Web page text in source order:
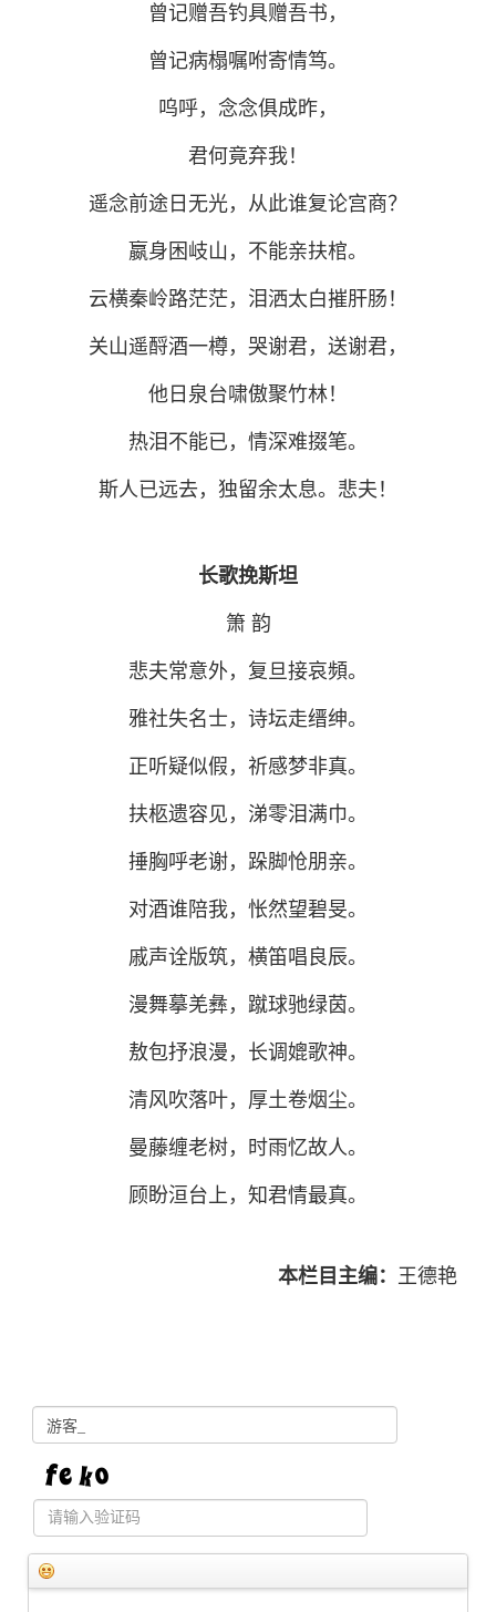
曾记赠吾钓具赠吾书，
曾记病榻嘱咐寄情笃。
呜呼，念念俱成昨，
君何竟弃我！
遥念前途日无光，从此谁复论宫商？
嬴身困岐山，不能亲扶棺。
云横秦岭路茫茫，泪洒太白摧肝肠！
关山遥酹酒一樽，哭谢君，送谢君，
他日泉台啸傲聚竹林！
热泪不能已，情深难掇笔。
斯人已远去，独留余太息。悲夫！
长歌挽斯坦
箫 韵
悲夫常意外，复旦接哀頻。
雅社失名士，诗坛走缙绅。
正听疑似假，祈感梦非真。
扶柩遗容见，涕零泪满巾。
捶胸呼老谢，跺脚怆朋亲。
对酒谁陪我，怅然望碧旻。
戚声诠版筑，横笛唱良辰。
漫舞摹羌彝，蹴球驰绿茵。
敖包抒浪漫，长调媲歌神。
清风吹落叶，厚土卷烟尘。
曼藤缠老树，时雨忆故人。
顾盼洹台上，知君情最真。
本栏目主编： 王德艳